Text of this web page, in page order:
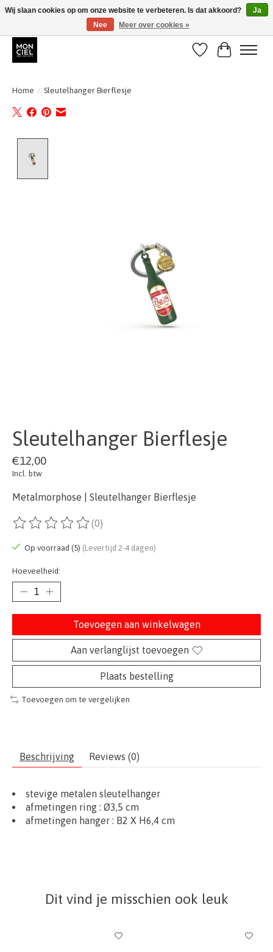
BE + NL : GRATIS VERZENDING van 31/07 t;e.m. 17/8
Verlanglijst
Home / Sleutelhanger Bierflesje
Sleutelhanger Bierflesje
€12,00
Incl. btw
Metalmorphose | Sleutelhanger Bierflesje
De beoordeling van dit product is
(0)
Op voorraad (5) (Levertijd:2-4 dagen)
Hoeveelheid:
Toevoegen aan winkelwagen
Aan verlanglijst toevoegen
Plaats bestelling
Toevoegen om te vergelijken
Beschrijving Reviews (0)
stevige metalen sleutelhanger
afmetingen ring : Ø3,5 cm
afmetingen hanger : B2 X H6,4 cm
Dit vind je misschien ook leuk
Items van productcarrousel
Wij slaan cookies op om onze website te verbeteren. Is dat akkoord?
Ja
Nee
Meer over cookies »